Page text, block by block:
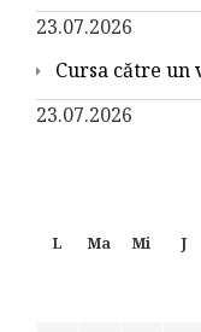
23.07.2026
Cursa către un
23.07.2026
L Ma Mi J